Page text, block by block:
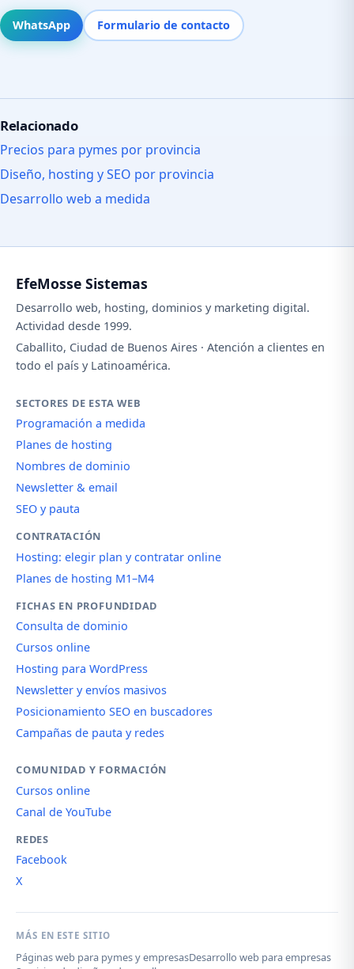
WhatsApp Formulario de contacto
Relacionado
Precios para pymes por provincia
Diseño, hosting y SEO por provincia
Desarrollo web a medida
EfeMosse Sistemas
Desarrollo web, hosting, dominios y marketing digital.
Actividad desde 1999.
Caballito, Ciudad de Buenos Aires · Atención a clientes en
todo el país y Latinoamérica.
SECTORES DE ESTA WEB
Programación a medida
Planes de hosting
Nombres de dominio
Newsletter & email
SEO y pauta
CONTRATACIÓN
Hosting: elegir plan y contratar online
Planes de hosting M1–M4
FICHAS EN PROFUNDIDAD
Consulta de dominio
Cursos online
Hosting para WordPress
Newsletter y envíos masivos
Posicionamiento SEO en buscadores
Campañas de pauta y redes
COMUNIDAD Y FORMACIÓN
Cursos online
Canal de YouTube
REDES
Facebook
X
MÁS EN ESTE SITIO
Páginas web para pymes y empresasDesarrollo web para empresas